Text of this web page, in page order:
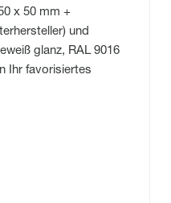
x 50 mm +
und
glanz, RAL 9016
Ihr favorisiertes